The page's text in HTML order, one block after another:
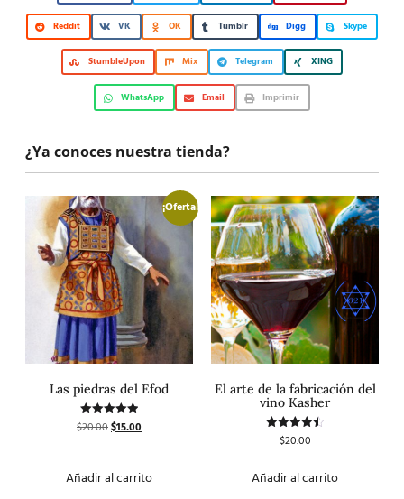
Reddit VK OK Tumblr Digg Skype
StumbleUpon Mix Telegram XING
WhatsApp Email Imprimir
¿Ya conoces nuestra tienda?
¡Oferta!
Las piedras del Efod
Valorado
con
$20.00$15.00
Añadir al carrito
El arte de la fabricación del
vino Kasher
Valorado
$20.00
Añadir al carrito